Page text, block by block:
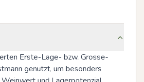
Erste-Lage- bzw. Grosse-
genutzt, um besonders